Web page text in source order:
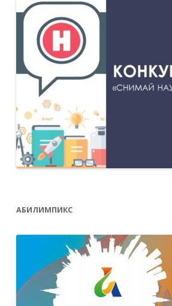
АБИЛИМПИКС